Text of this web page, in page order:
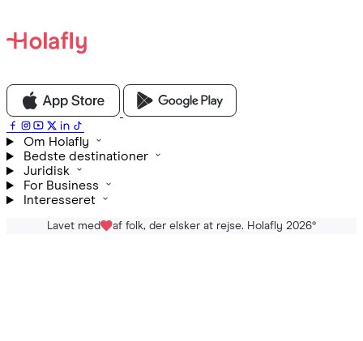
Om Holafly
Bedste destinationer
Juridisk
For Business
Interesseret
Lavet med af folk, der elsker at rejse. Holafly 2026®